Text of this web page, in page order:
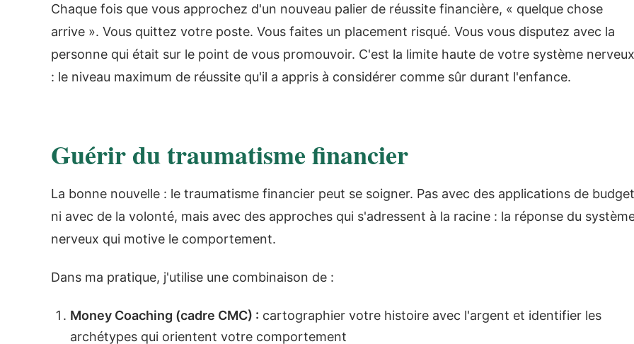
Chaque fois que vous approchez d'un nouveau palier de réussite financière, « quelque chose
arrive ». Vous quittez votre poste. Vous faites un placement risqué. Vous vous disputez avec la
personne qui était sur le point de vous promouvoir. C'est la limite haute de votre système nerveux
: le niveau maximum de réussite qu'il a appris à considérer comme sûr durant l'enfance.
Guérir du traumatisme financier
La bonne nouvelle : le traumatisme financier peut se soigner. Pas avec des applications de budget
ni avec de la volonté, mais avec des approches qui s'adressent à la racine : la réponse du
nerveux qui motive le comportement.
Dans ma pratique, j'utilise une combinaison de :
Money Coaching (cadre CMC) : cartographier votre histoire avec l'argent et identifier les
archétypes qui orientent votre comportement